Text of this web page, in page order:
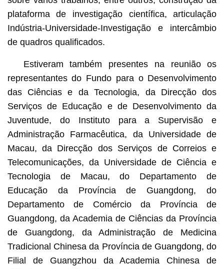
plataforma de investigação científica, articulação
Indústria-Universidade-Investigação e intercâmbio
de quadros qualificados.
Estiveram também presentes na reunião os
representantes do Fundo para o Desenvolvimento
das Ciências e da Tecnologia, da Direcção dos
Serviços de Educação e de Desenvolvimento da
Juventude, do Instituto para a Supervisão e
Administração Farmacêutica, da Universidade de
Macau, da Direcção dos Serviços de Correios e
Telecomunicações, da Universidade de Ciência e
Tecnologia de Macau, do Departamento de
Educação da Província de Guangdong, do
Departamento de Comércio da Província de
Guangdong, da Academia de Ciências da Província
de Guangdong, da Administração de Medicina
Tradicional Chinesa da Província de Guangdong, do
Filial de Guangzhou da Academia Chinesa de